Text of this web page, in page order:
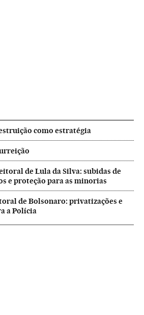
como estratégia
de Lula da Silva: subidas de
e proteção para as minorias
de Bolsonaro: privatizações e
a Polícia